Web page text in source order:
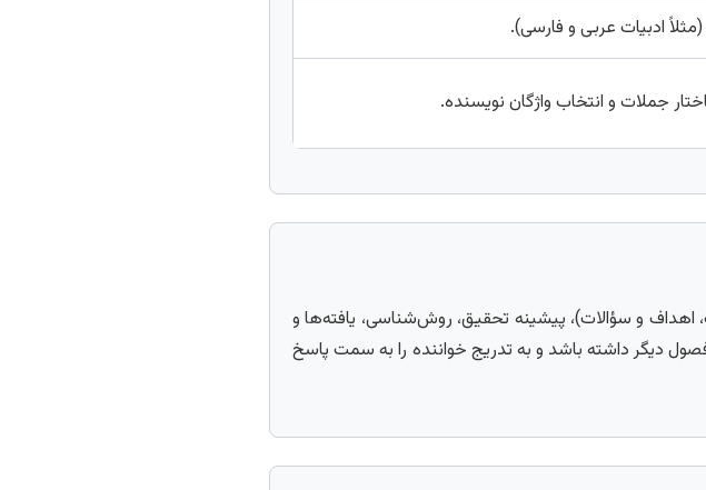
ادبیات عربی و فارسی).
جملات و انتخاب واژگان نویسنده.
و سؤالات)، پیشینه تحقیق، روش‌شناسی، یافته‌ها و
دیگر داشته باشد و به تدریج خواننده را به سمت پاسخ